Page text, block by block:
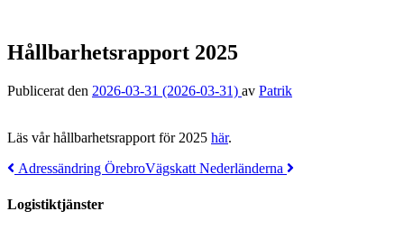
Hållbarhetsrapport 2025
Publicerat den 2026-03-31 (2026-03-31) av Patrik
Läs vår hållbarhetsrapport för 2025 här.
Post
navigation
Adressändring ÖrebroVägskatt Nederländerna
Logistiktjänster